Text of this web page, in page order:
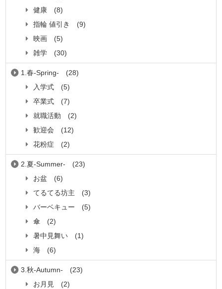
健康
(8)
指輪 値引き
(9)
映画
(5)
雑学
(30)
1.春-Spring-
(28)
入学式
(5)
卒業式
(7)
就職活動
(2)
歓迎会
(12)
花粉症
(2)
2.夏-Summer-
(23)
お盆
(6)
てるてる坊主
(3)
バーベキュー
(5)
傘
(2)
暑中見舞い
(1)
海
(6)
3.秋-Autumn-
(23)
お月見
(2)